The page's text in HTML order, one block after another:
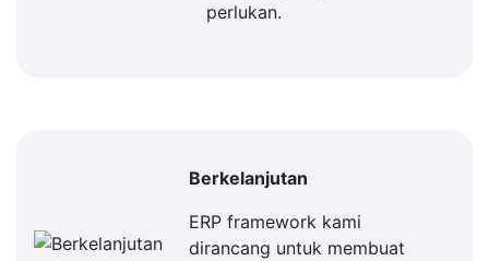
perlukan.
Berkelanjutan
ERP framework kami
dirancang untuk membuat